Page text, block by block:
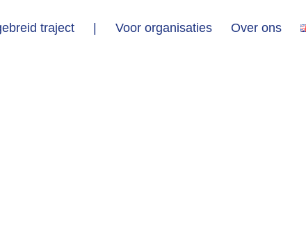
traject Voor organisaties Over ons